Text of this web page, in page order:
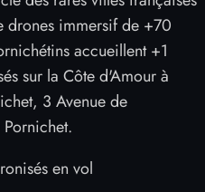
drones immersif de +70
accueillent +1
sur la Côte d'Amour à
3 Avenue de
en vol